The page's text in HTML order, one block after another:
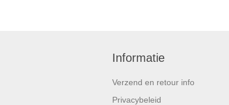
Informatie
Verzend en retour info
Privacybeleid